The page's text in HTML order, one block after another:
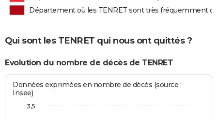
Département où les TENRET sont très fréquemment
Qui sont les TENRET qui nous ont quittés ?
Evolution du nombre de décès de TENRET
Données exprimées en nombre de décès (source :
Insee)
3,5